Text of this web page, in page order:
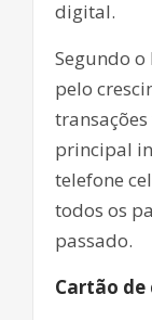
digital.
Segundo o
pelo
principal
telefone
todos os
passado.
Cartão